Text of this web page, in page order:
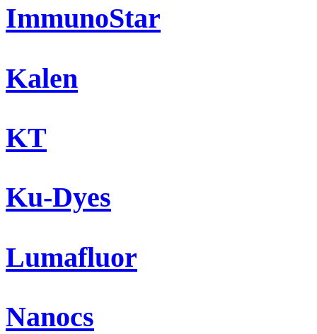
ImmunoStar
Kalen
KT
Ku-Dyes
Lumafluor
Nanocs